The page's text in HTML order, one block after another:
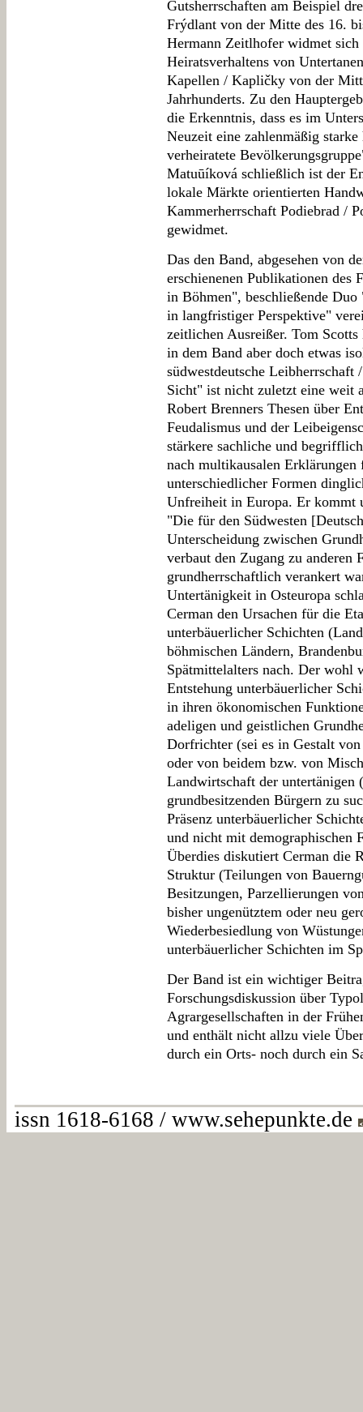
Gutsherrschaften am Beispiel
Frýdlant von der Mitte des 16.
Hermann Zeitlhofer widmet sich
Heiratsverhaltens von
Kapellen / Kapličky von der
Jahrhunderts. Zu den
die Erkenntnis, dass es im
Neuzeit eine zahlenmäßig
verheiratete
Matuūíková schließlich ist der
lokale Märkte orientierten
Kammerherrschaft Podiebrad /
gewidmet.
Das den Band, abgesehen von
erschienenen Publikationen des
in Böhmen", beschließende
in langfristiger Perspektive"
zeitlichen Ausreißer. Tom Scotts
in dem Band aber doch etwas
südwestdeutsche
Sicht" ist nicht zuletzt eine weit
Robert Brenners Thesen über
Feudalismus und der
stärkere sachliche und
nach multikausalen Erklärungen
unterschiedlicher Formen
Unfreiheit in Europa. Er kommt
"Die für den Südwesten
Unterscheidung zwischen
verbaut den Zugang zu anderen
grundherrschaftlich verankert
Untertänigkeit in Osteuropa
Cerman den Ursachen für die
unterbäuerlicher Schichten
böhmischen Ländern,
Spätmittelalters nach. Der wohl
Entstehung unterbäuerlicher
in ihren ökonomischen
adeligen und geistlichen
Dorfrichter (sei es in Gestalt
oder von beidem bzw. von
Landwirtschaft der untertänigen
grundbesitzenden Bürgern zu
Präsenz unterbäuerlicher
und nicht mit demographischen
Überdies diskutiert Cerman die
Struktur (Teilungen von
Besitzungen, Parzellierungen
bisher ungenütztem oder neu
Wiederbesiedlung von
unterbäuerlicher Schichten im
Der Band ist ein wichtiger
Forschungsdiskussion über
Agrargesellschaften in der
und enthält nicht allzu viele
durch ein Orts- noch durch ein
issn 1618-6168 / www.sehepunkte.de